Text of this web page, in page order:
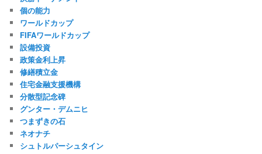
個の能力
ワールドカップ
FIFAワールドカップ
設備投資
政策金利上昇
修繕積立金
住宅金融支援機構
分散型記念碑
グンター・デムニヒ
つまずきの石
ネオナチ
シュトルパーシュタイン